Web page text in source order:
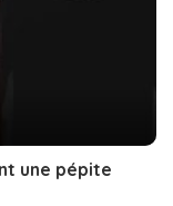
une pépite